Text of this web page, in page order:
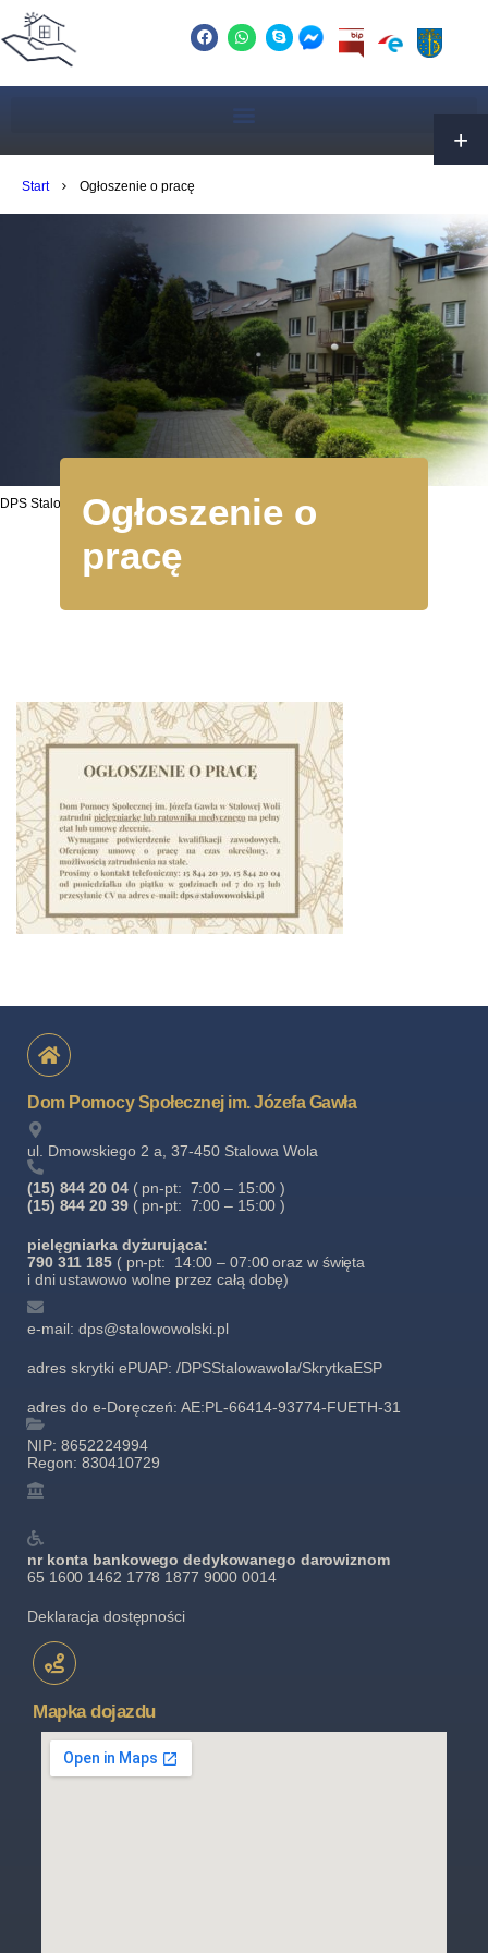
Start Ogłoszenie o pracę
DPS Stalowa WolaOgłoszenie o
pracę
Dom Pomocy Społecznej im. Józefa Gawła
ul. Dmowskiego 2 a, 37-450 Stalowa Wola
(15) 844 20 04 ( pn-pt: 7:00 – 15:00 )
(15) 844 20 39( pn-pt: 7:00 – 15:00 )
pielęgniarka dyżurująca:
790 311 185( pn-pt: 14:00 – 07:00 oraz w święta
i dni ustawowo wolne przez całą dobę)
e-mail: dps@stalowowolski.pl
adres skrytki ePUAP: /DPSStalowawola/SkrytkaESP
adres do e-Doręczeń: AE:PL-66414-93774-FUETH-31
NIP: 8652224994
Regon: 830410729
nr konta bankowego dedykowanego darowiznom
65 1600 1462 1778 1877 9000 0014
Deklaracja dostępności
Mapka dojazdu